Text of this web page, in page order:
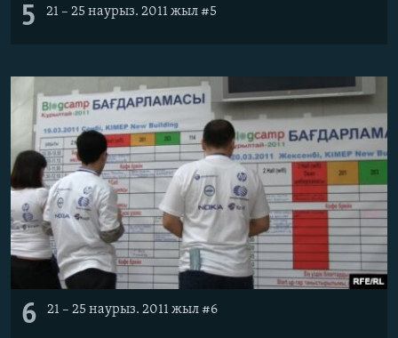
5 21 – 25 наурыз. 2011 жыл #5
6 21 – 25 наурыз. 2011 жыл #6